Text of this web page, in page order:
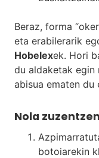
Beraz, forma
eta erabilerarik
Hobelexek. Hori
du aldaketak egin
abisua ematen du
Nola
botoiarekin